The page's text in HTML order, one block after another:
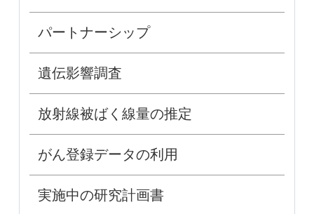
パートナーシップ
遺伝影響調査
放射線被ばく線量の推定
がん登録データの利用
実施中の研究計画書